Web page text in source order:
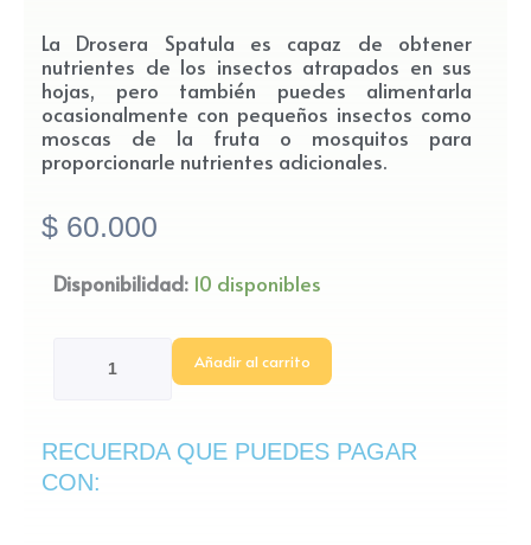
La Drosera Spatula es capaz de obtener
nutrientes de los insectos atrapados en sus
hojas, pero también puedes alimentarla
ocasionalmente con pequeños insectos como
moscas de la fruta o mosquitos para
proporcionarle nutrientes adicionales.
$ 60.000
Disponibilidad: 10 disponibles
Terrario
Añadir al carrito
RECUERDA QUE PUEDES PAGAR
CON: